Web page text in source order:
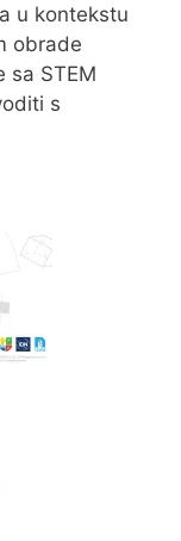
u kontekstu
obrade
sa STEM
s